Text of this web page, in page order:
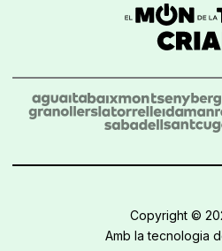
Copyright ©
Amb la tecnologia